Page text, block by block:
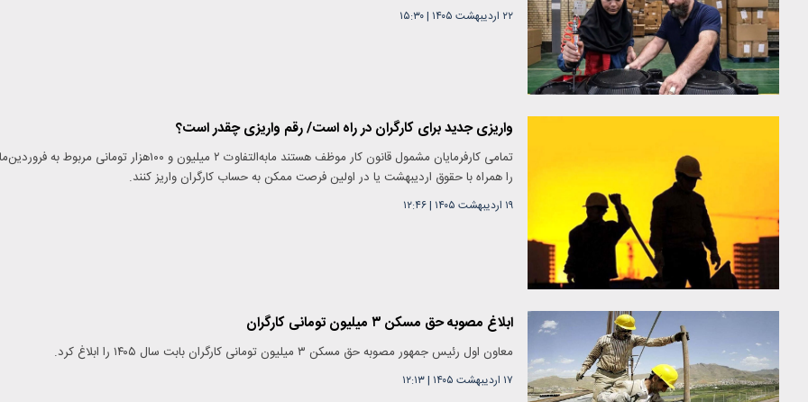
۲۲ اردیبهشت ۱۴۰۵ |۱۵:۳۰
واریزی جدید برای کارگران در راه است/ رقم واریزی چقدر است؟
تمامی کارفرمایان مشمول قانون کار موظف هستند مابه‌التفاوت ۲ میلیون و ۱۰۰هزار تومانی مربوط به
را همراه با حقوق اردیبهشت یا در اولین فرصت ممکن به حساب کارگران واریز کنند.
۱۹ اردیبهشت ۱۴۰۵ |۱۲:۴۶
ابلاغ مصوبه حق مسکن ۳ میلیون تومانی کارگران
معاون اول رئیس جمهور مصوبه حق مسکن ۳ میلیون تومانی کارگران بابت سال ۱۴۰۵ را ابلاغ کرد.
۱۷ اردیبهشت ۱۴۰۵ |۱۲:۱۳